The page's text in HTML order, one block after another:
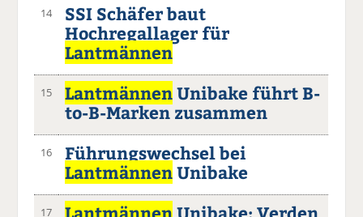
14
SSI Schäfer baut
Hochregallager für
Lantmännen
15 LantmännenUnibake führt B-
to-B-Marken zusammen
16
Führungswechsel bei
LantmännenUnibake
17